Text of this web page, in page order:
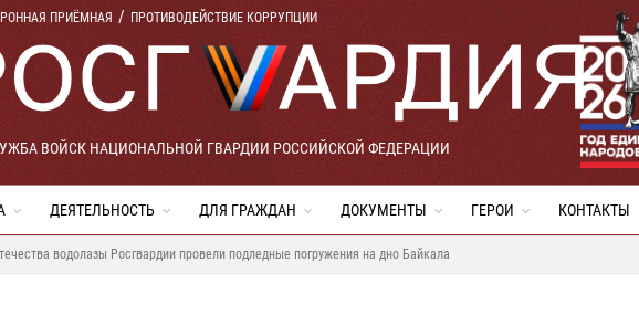
ПРИЁМНАЯ ПРОТИВОДЕЙСТВИЕ КОРРУПЦИИ
ВОЙСК НАЦИОНАЛЬНОЙ ГВАРДИИ РОССИЙСКОЙ ФЕДЕРАЦИИ
ДЕЯТЕЛЬНОСТЬ ДЛЯ ГРАЖДАН ДОКУМЕНТЫ ГЕРОИ КОНТАКТЫ
водолазы Росгвардии провели подледные погружения на дно Байкала